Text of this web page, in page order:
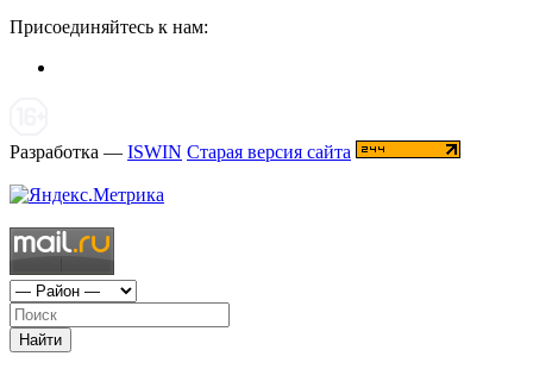
Присоединяйтесь к нам:
Разработка — ISWIN Старая версия сайта
Найти